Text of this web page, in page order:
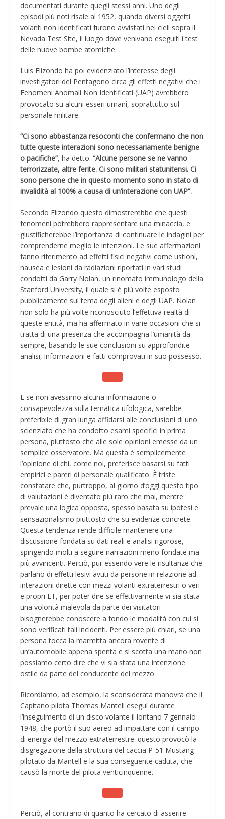
documentati durante quegli stessi anni. Uno degli
episodi più noti risale al 1952, quando diversi oggetti
volanti non identificati furono avvistati nei cieli sopra il
Nevada Test Site, il luogo dove venivano eseguiti i test
delle nuove bombe atomiche.
Luis Elizondo ha poi evidenziato l’interesse degli
investigatori del Pentagono circa gli effetti negativi che i
Fenomeni Anomali Non Identificati (UAP) avrebbero
provocato su alcuni esseri umani, soprattutto sul
personale militare.
“Ci sono abbastanza resoconti che confermano che non
tutte queste interazioni sono necessariamente benigne
o pacifiche”, ha detto.“Alcune persone se ne vanno
terrorizzate, altre ferite. Ci sono militari statunitensi. Ci
sono persone che in questo momento sono in stato di
invalidità al 100% a causa di un’interazione con UAP”.
Secondo Elizondo questo dimostrerebbe che questi
fenomeni potrebbero rappresentare una minaccia, e
giustificherebbe l’importanza di continuare le indagini per
comprenderne meglio le intenzioni. Le sue affermazioni
fanno riferimento ad effetti fisici negativi come ustioni,
nausea e lesioni da radiazioni riportati in vari studi
condotti da Garry Nolan, un rinomato immunologo della
Stanford University, il quale si è più volte esposto
pubblicamente sul tema degli alieni e degli UAP. Nolan
non solo ha più volte riconosciuto l’effettiva realtà di
queste entità, ma ha affermato in varie occasioni che si
tratta di una presenza che accompagna l’umanità da
sempre, basando le sue conclusioni su approfondite
analisi, informazioni e fatti comprovati in suo possesso.
E se non avessimo alcuna informazione o
consapevolezza sulla tematica ufologica, sarebbe
preferibile di gran lunga affidarsi alle conclusioni di uno
scienziato che ha condotto esami specifici in prima
persona, piuttosto che alle sole opinioni emesse da un
semplice osservatore. Ma questa è semplicemente
l’opinione di chi, come noi, preferisce basarsi su fatti
empirici e pareri di personale qualificato. È triste
constatare che, purtroppo, al giorno d’oggi questo tipo
di valutazioni è diventato più raro che mai, mentre
prevale una logica opposta, spesso basata su ipotesi e
sensazionalismo piuttosto che su evidenze concrete.
Questa tendenza rende difficile mantenere una
discussione fondata su dati reali e analisi rigorose,
spingendo molti a seguire narrazioni meno fondate ma
più avvincenti. Perciò, pur essendo vere le risultanze che
parlano di effetti lesivi avuti da persone in relazione ad
interazioni dirette con mezzi volanti extraterrestri o veri
e propri ET, per poter dire se effettivamente vi sia stata
una volontà malevola da parte dei visitatori
bisognerebbe conoscere a fondo le modalità con cui si
sono verificati tali incidenti. Per essere più chiari, se una
persona tocca la marmitta ancora rovente di
un’automobile appena spenta e si scotta una mano non
possiamo certo dire che vi sia stata una intenzione
ostile da parte del conducente del mezzo.
Ricordiamo, ad esempio, la sconsiderata manovra che il
Capitano pilota Thomas Mantell eseguì durante
l’inseguimento di un disco volante il lontano 7 gennaio
1948, che portò il suo aereo ad impattare con il campo
di energia del mezzo extraterrestre: questo provocò la
disgregazione della struttura del caccia P-51 Mustang
pilotato da Mantell e la sua conseguente caduta, che
causò la morte del pilota venticinquenne.
Perciò, al contrario di quanto ha cercato di asserire